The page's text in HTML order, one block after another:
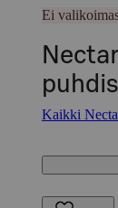
Ei
Kaikki